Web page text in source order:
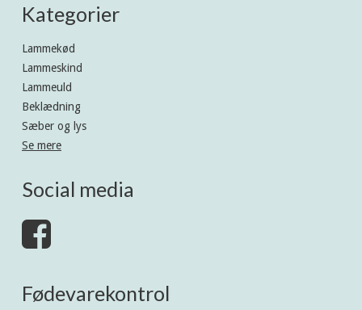
Kategorier
Lammekød
Lammeskind
Lammeuld
Beklædning
Sæber og lys
Se mere
Social media
Fødevarekontrol